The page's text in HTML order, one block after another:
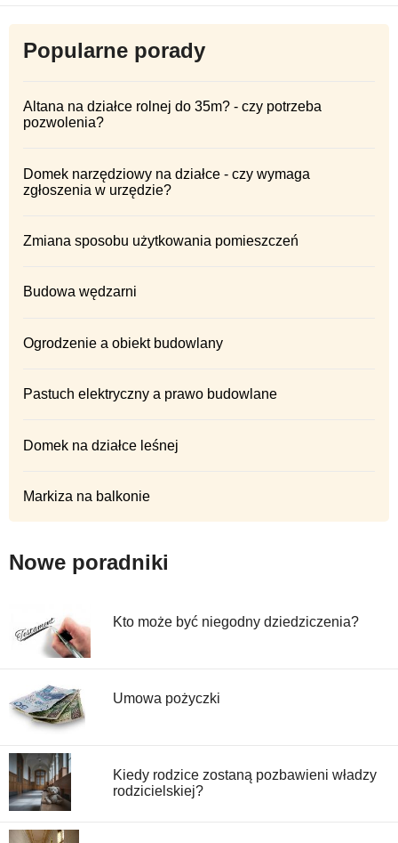
Popularne porady
Altana na działce rolnej do 35m? - czy potrzeba
pozwolenia?
Domek narzędziowy na działce - czy wymaga
zgłoszenia w urzędzie?
Zmiana sposobu użytkowania pomieszczeń
Budowa wędzarni
Ogrodzenie a obiekt budowlany
Pastuch elektryczny a prawo budowlane
Domek na działce leśnej
Markiza na balkonie
Nowe poradniki
Kto może być niegodny dziedziczenia?
Umowa pożyczki
Kiedy rodzice zostaną pozbawieni władzy
rodzicielskiej?